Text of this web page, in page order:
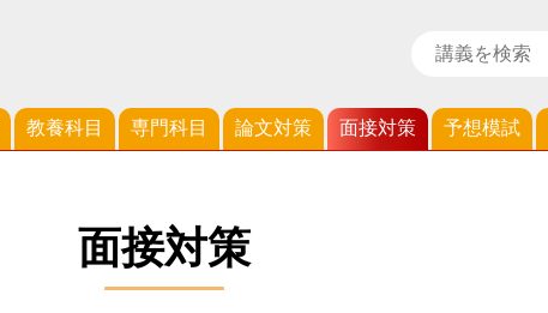
教養科目 専門科目 論文対策 面接対策 予想模試
面接対策